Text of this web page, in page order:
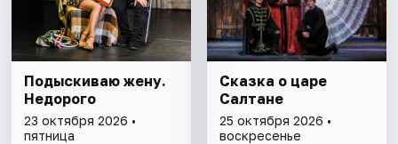
Подыскиваю жену.
Недорого
23 октября 2026 •
пятница
Сказка о царе
Салтане
25 октября 2026 •
воскресенье